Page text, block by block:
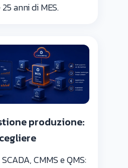
anni di MES.
produzione:
CMMS e QMS: